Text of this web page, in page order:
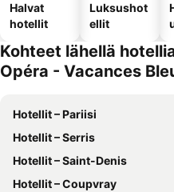
Halvat
hotellit
Luksushot
ellit
Kohteet lähellä
Opéra - Vacances
Hotellit – Pariisi
Hotellit – Serris
Hotellit – Saint-Denis
Hotellit – Coupvray